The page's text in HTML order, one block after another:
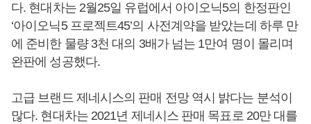
다. 현대차는 2월25일 유럽에서 아이오닉5의 한정판인
‘아이오닉5 프로젝트45’의 사전계약을 받았는데 하루 만
에 준비한 물량 3천 대의 3배가 넘는 1만여 명이 몰리며
완판에 성공했다.
고급 브랜드 제네시스의 판매 전망 역시 밝다는 분석이
많다. 현대차는 2021년 제네시스 판매 목표로 20만 대를